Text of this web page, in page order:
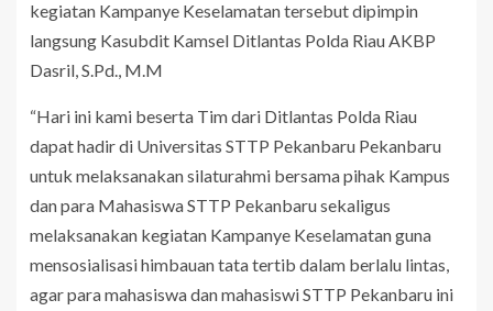
kegiatan Kampanye Keselamatan tersebut dipimpin
langsung Kasubdit Kamsel Ditlantas Polda Riau AKBP
Dasril, S.Pd., M.M
“Hari ini kami beserta Tim dari Ditlantas Polda Riau
dapat hadir di Universitas STTP Pekanbaru Pekanbaru
untuk melaksanakan silaturahmi bersama pihak Kampus
dan para Mahasiswa STTP Pekanbaru sekaligus
melaksanakan kegiatan Kampanye Keselamatan guna
mensosialisasi himbauan tata tertib dalam berlalu lintas,
agar para mahasiswa dan mahasiswi STTP Pekanbaru ini